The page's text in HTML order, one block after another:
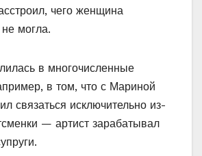
чего женщина
могла.
в многочисленные
в том, что с Мариной
связаться исключительно из-
— артист зарабатывал